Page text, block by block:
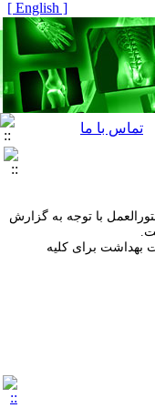
[ English ]
تماس با ما
با توجه به گزارش
بهداشت برای کلیه